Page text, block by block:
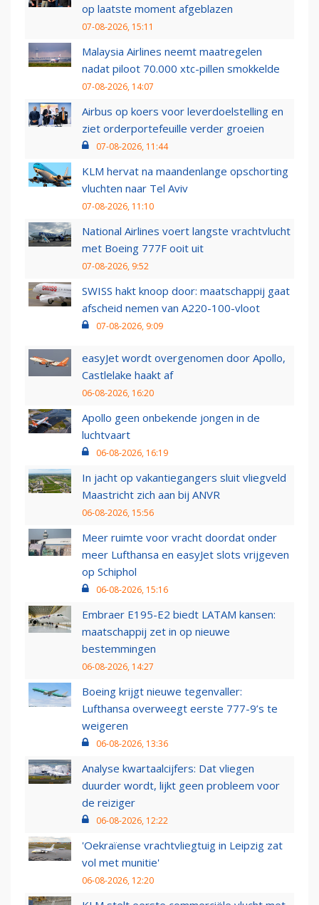
op laatste moment afgeblazen
07-08-2026, 15:11
Malaysia Airlines neemt maatregelen
nadat piloot 70.000 xtc-pillen smokkelde
07-08-2026, 14:07
Airbus op koers voor leverdoelstelling en
ziet orderportefeuille verder groeien
07-08-2026, 11:44
KLM hervat na maandenlange opschorting
vluchten naar Tel Aviv
07-08-2026, 11:10
National Airlines voert langste vrachtvlucht
met Boeing 777F ooit uit
07-08-2026, 9:52
SWISS hakt knoop door: maatschappij gaat
afscheid nemen van A220-100-vloot
07-08-2026, 9:09
easyJet wordt overgenomen door Apollo,
Castlelake haakt af
06-08-2026, 16:20
Apollo geen onbekende jongen in de
luchtvaart
06-08-2026, 16:19
In jacht op vakantiegangers sluit vliegveld
Maastricht zich aan bij ANVR
06-08-2026, 15:56
Meer ruimte voor vracht doordat onder
meer Lufthansa en easyJet slots vrijgeven
op Schiphol
06-08-2026, 15:16
Embraer E195-E2 biedt LATAM kansen:
maatschappij zet in op nieuwe
bestemmingen
06-08-2026, 14:27
Boeing krijgt nieuwe tegenvaller:
Lufthansa overweegt eerste 777-9’s te
weigeren
06-08-2026, 13:36
Analyse kwartaalcijfers: Dat vliegen
duurder wordt, lijkt geen probleem voor
de reiziger
06-08-2026, 12:22
'Oekraïense vrachtvliegtuig in Leipzig zat
vol met munitie'
06-08-2026, 12:20